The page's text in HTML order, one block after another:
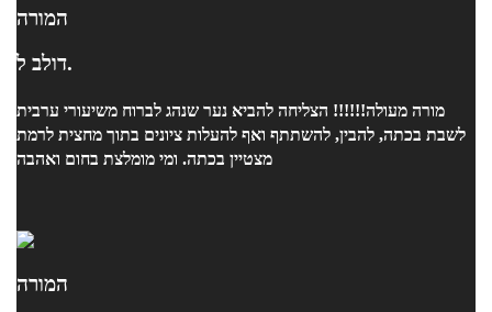
המורה
דולב ל.
מורה מעולה!!!!!! הצליחה להביא נער שנהג לברוח משיעורי ערבית
לשבת בכתה, להבין, להשתתף ואף להעלות ציונים בתוך מחצית לרמת
מצטיין בכתה. ומי מומלצת בחום ואהבה
המורה